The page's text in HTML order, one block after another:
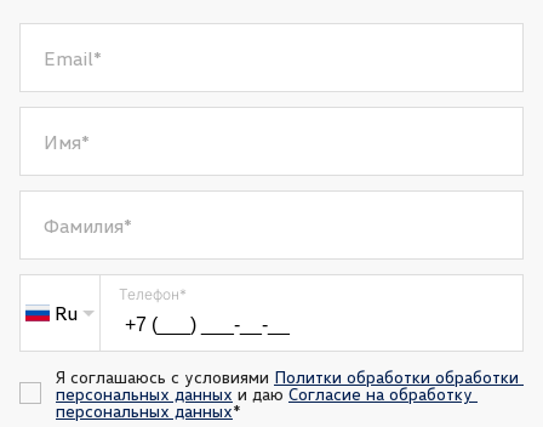
Email*
Имя*
Фамилия*
Ru
Телефон*
Я соглашаюсь с условиями Политки обработки обработки
персональных данных и даю Согласие на обработку
персональных данных*